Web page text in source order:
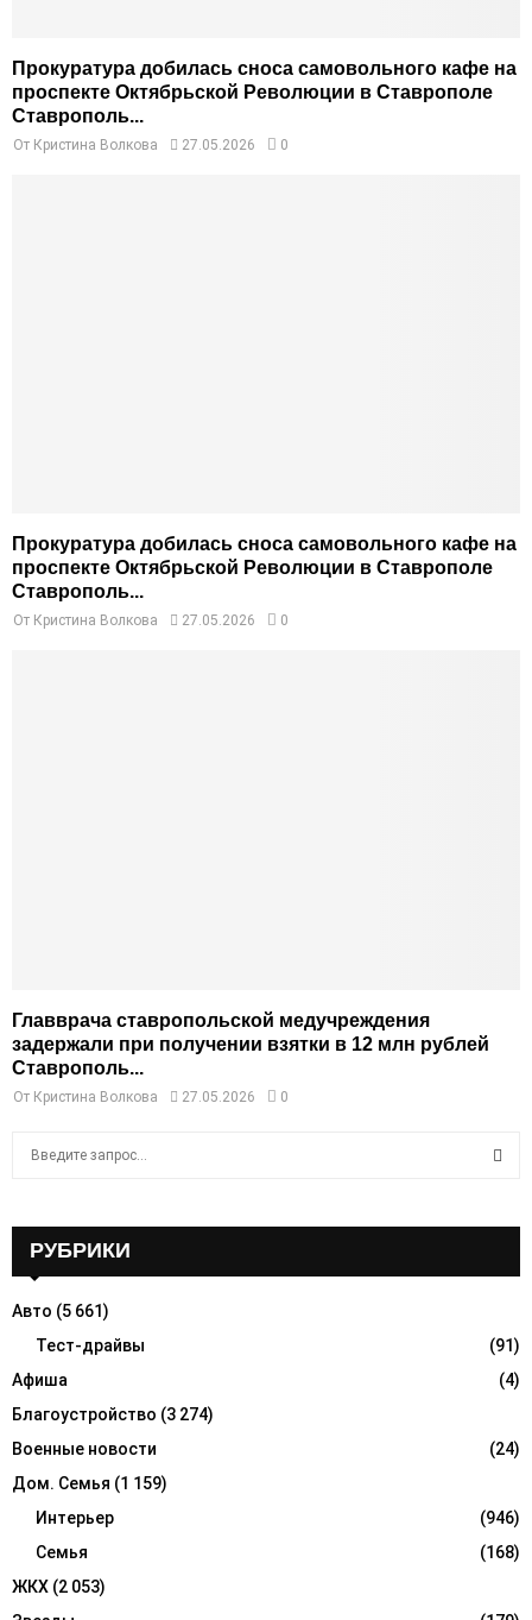
Прокуратура добилась сноса самовольного кафе на
проспекте Октябрьской Революции в Ставрополе
Ставрополь...
От Кристина Волкова 27.05.2026 0
Прокуратура добилась сноса самовольного кафе на
проспекте Октябрьской Революции в Ставрополе
Ставрополь...
От Кристина Волкова 27.05.2026 0
Главврача ставропольской медучреждения
задержали при получении взятки в 12 млн рублей
Ставрополь...
От Кристина Волкова 27.05.2026 0
o
R
C
H
РУБРИКИ
Авто (5 661)
Тест-драйвы
(91)
Афиша
(4)
Благоустройство (3 274)
Военные новости
(24)
Дом. Семья (1 159)
Интерьер
(946)
Семья
(168)
ЖКХ (2 053)